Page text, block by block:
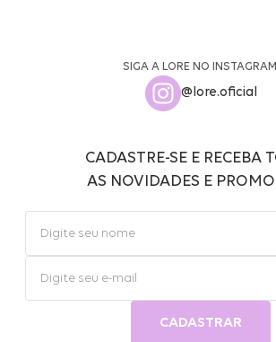
SIGA A LORE NO
@lore.oficial
CADASTRE-SE E RECEBA
AS NOVIDADES E
CADASTRAR